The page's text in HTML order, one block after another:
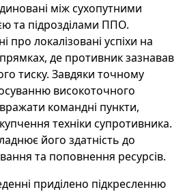
між сухопутними
та підрозділами ППО.
про локалізовані успіхи на
де противник зазнавав
тиску. Завдяки точному
високоточного
командні пункти,
техніки супротивника.
його здатність до
та поповнення ресурсів.
приділено підкресленню